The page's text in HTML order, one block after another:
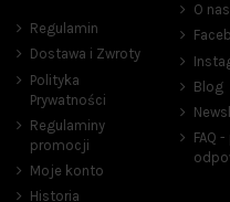
Regulamin
Dostawa i Zwroty
Polityka
Prywatności
Regulaminy
promocji
Moje konto
Historia
O nas
Blog
FAQ